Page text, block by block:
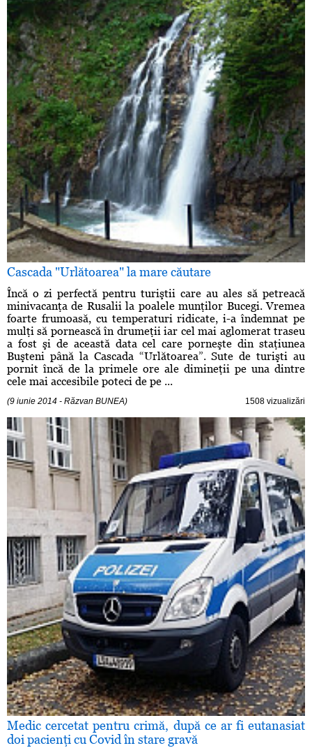
Cascada "Urlătoarea" la mare căutare
Încă o zi perfectă pentru turiştii care au ales să petreacă
minivacanţa de Rusalii la poalele munţilor Bucegi. Vremea
foarte frumoasă, cu temperaturi ridicate, i-a îndemnat pe
mulţi să pornească în drumeţii iar cel mai aglomerat traseu
a fost şi de această data cel care porneşte din staţiunea
Buşteni până la Cascada “Urlătoarea”. Sute de turişti au
pornit încă de la primele ore ale dimineţii pe una dintre
cele mai accesibile poteci de pe ...
(9 iunie 2014 - Răzvan BUNEA) 1508 vizualizări
Medic cercetat pentru crimă, după ce ar fi eutanasiat
doi pacienţi cu Covid în stare gravă